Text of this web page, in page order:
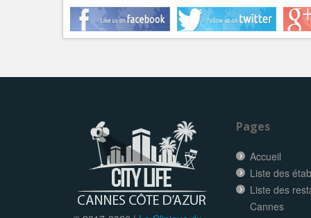
Pages
Accueil
Liste des
Liste des
Cannes